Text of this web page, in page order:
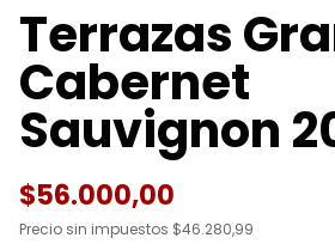
Terrazas
Cabernet
Sauvignon
$56.000,00
Precio sin impuestos $46.280,99